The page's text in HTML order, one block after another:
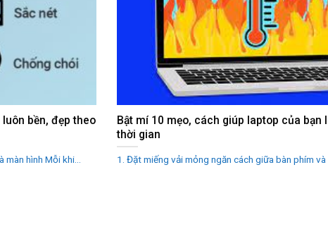
bền, đẹp theo
hình Mỗi khi...
Bật mí 10 mẹo, cách giúp laptop của bạn
thời gian
1. Đặt miếng vải mỏng ngăn cách giữa bàn phím và